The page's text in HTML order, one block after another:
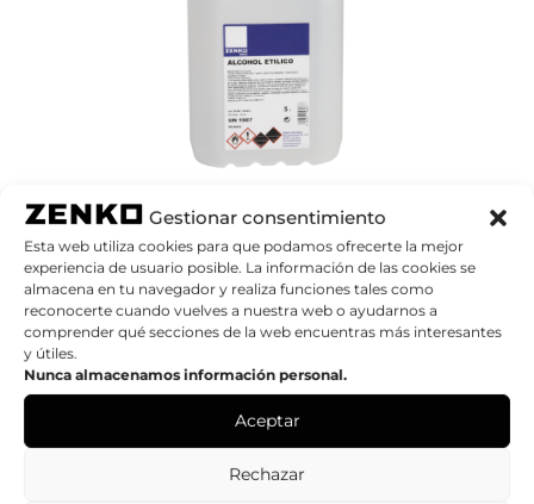
Gestionar consentimiento
Esta web utiliza cookies para que podamos ofrecerte la mejor
experiencia de usuario posible. La información de las cookies se
almacena en tu navegador y realiza funciones tales como
reconocerte cuando vuelves a nuestra web o ayudarnos a
comprender qué secciones de la web encuentras más interesantes
y útiles.
Nunca almacenamos información personal.
Aceptar
Rechazar
ALCOHOL ETÍLICO
Añadir a mi Catálogo